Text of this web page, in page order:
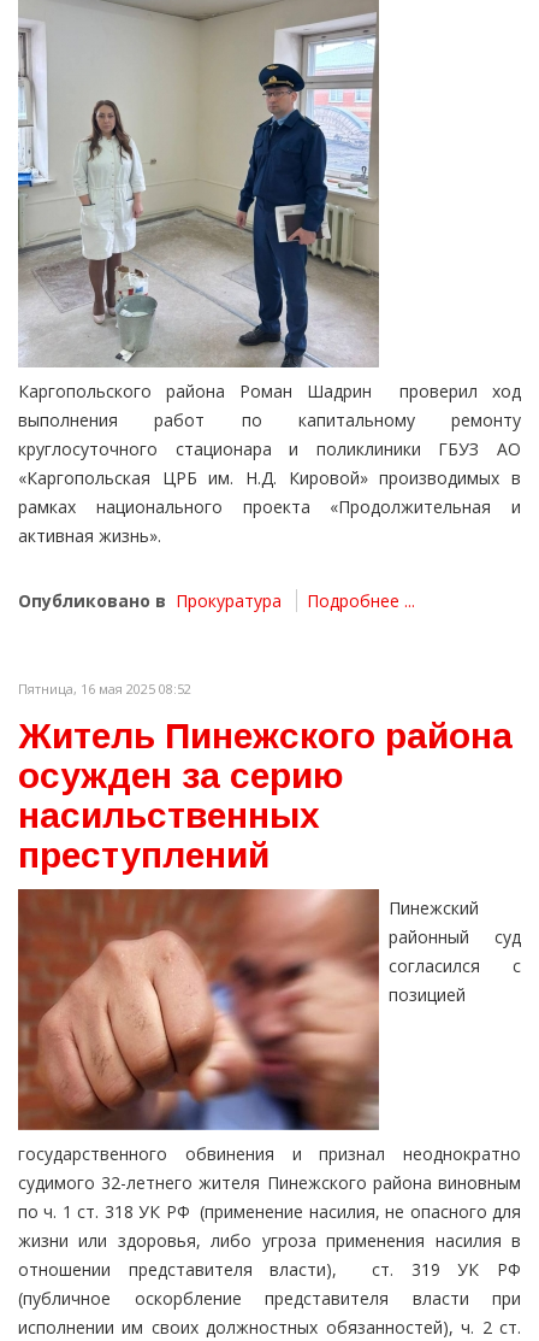
Каргопольского района Роман Шадрин проверил ход
выполнения работ по капитальному ремонту
круглосуточного стационара и поликлиники ГБУЗ АО
«Каргопольская ЦРБ им. Н.Д. Кировой» производимых в
рамках национального проекта «Продолжительная и
активная жизнь».
Опубликовано в Прокуратура Подробнее ...
Пятница, 16 мая 2025 08:52
Житель Пинежского района
осужден за серию
насильственных
преступлений
Пинежский
районный суд
согласился с
позицией
государственного обвинения и признал неоднократно
судимого 32-летнего жителя Пинежского района виновным
по ч. 1 ст. 318 УК РФ (применение насилия, не опасного для
жизни или здоровья, либо угроза применения насилия в
отношении представителя власти), ст. 319 УК РФ
(публичное оскорбление представителя власти при
исполнении им своих должностных обязанностей), ч. 2 ст.